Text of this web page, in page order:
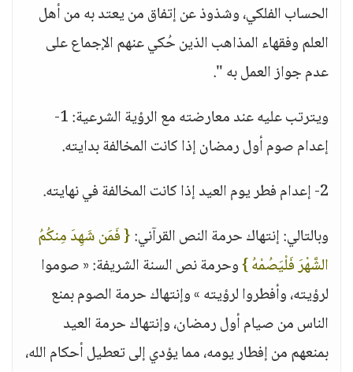
الحساب الفلكي، وشذوذ عن إتفاق من يعتد به من أهل
العلم وفقهاء المذاهب الذين حُكي عنهم الإجماع على
عدم جواز العمل به ".
ويترتب عليه عند معارضته مع الرؤية الشرعية: 1-
إعدام صوم أول رمضان إذا كانت المخالفة بدايته.
2- إعدام فطر يوم العيد إذا كانت المخالفة في نهايته.
وبالتالي: إنتهاك حرمة النص القرآني:{ فَمَن شَهِدَ مِنكُمُ
الشَّهْرَ فَلْيَصُمْهُ }وحرمة نص السنة الشريفة: « صوموا
لرؤيته، وأفطروا لرؤيته » وإنتهاك حرمة الصوم بمنع
الناس من صيام أول رمضان، وإنتهاك حرمة العيد
بمنعهم من إفطار يومه، مما يؤدي إلى تعطيل أحكام الله،